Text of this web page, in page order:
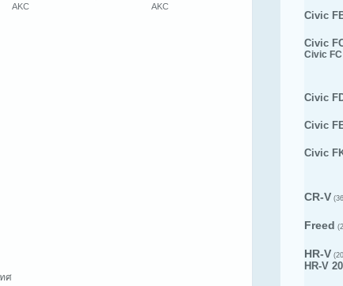
AKC
AKC
ศ
Civic
Civic
Civic
Civic
Civic
Civic
CR-V
Freed
HR-V
HR-V